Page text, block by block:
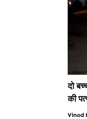
दो
की
Vinod